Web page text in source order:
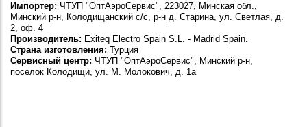
Импортер: ЧТУП "ОптАэроСервис", 223027, Минская обл.,
Минский р-н, Колодищанский с/с, р-н д. Старина, ул. Светлая, д.
2, оф. 4
Производитель: Exiteq Electro Spain S.L. - Madrid Spain.
Страна изготовления: Турция
Сервисный центр: ЧТУП "ОптАэроСервис", Минский р-н,
поселок Колодищи, ул. М. Молокович, д. 1а